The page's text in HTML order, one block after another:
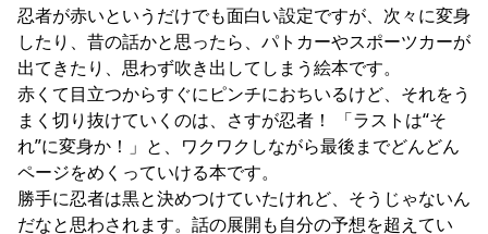
忍者が赤いというだけでも面白い設定ですが、次々に変身
したり、昔の話かと思ったら、パトカーやスポーツカーが
出てきたり、思わず吹き出してしまう絵本です。
赤くて目立つからすぐにピンチにおちいるけど、それをう
まく切り抜けていくのは、さすが忍者！ 「ラストは“そ
れ”に変身か！」と、ワクワクしながら最後までどんどん
ページをめくっていける本です。
勝手に忍者は黒と決めつけていたけれど、そうじゃないん
だなと思わされます。話の展開も自分の予想を超えてい